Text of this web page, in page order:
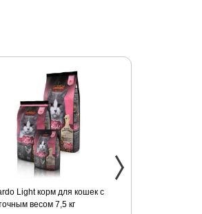
Light корм для кошек с
весом 7,5 кг